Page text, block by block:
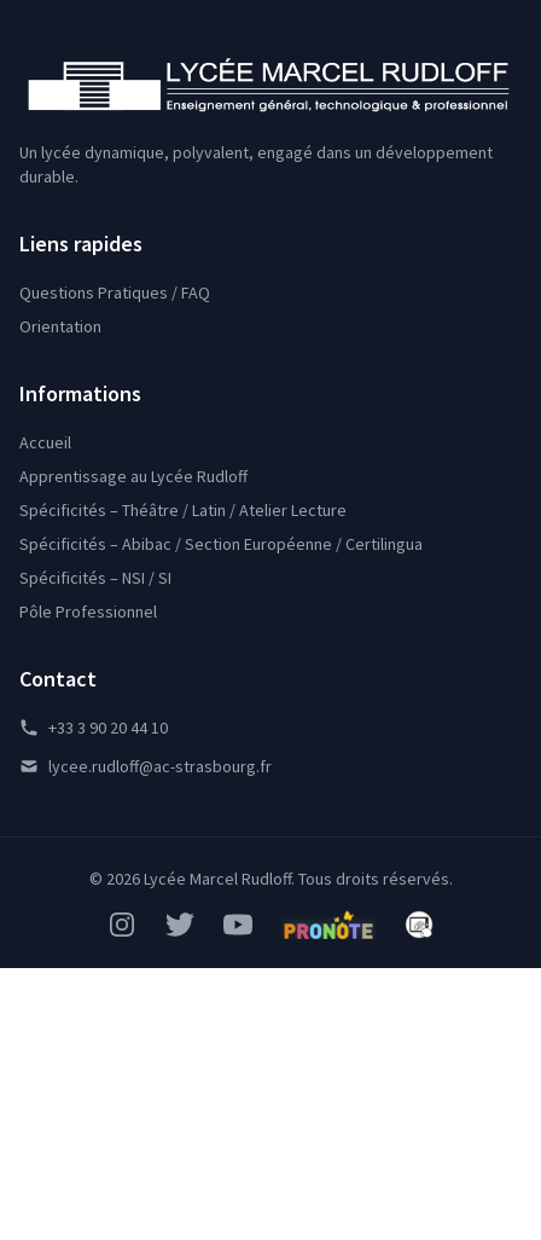
Un lycée dynamique, polyvalent, engagé dans un développement
durable.
Liens rapides
Questions Pratiques / FAQ
Orientation
Informations
Accueil
Apprentissage au Lycée Rudloff
Spécificités – Théâtre / Latin / Atelier Lecture
Spécificités – Abibac / Section Européenne / Certilingua
Spécificités – NSI / SI
Pôle Professionnel
Contact
+33 3 90 20 44 10
lycee.rudloff@ac-strasbourg.fr
© 2026 Lycée Marcel Rudloff. Tous droits réservés.
InstagramTwitterYouTubePronote Mon Bureau